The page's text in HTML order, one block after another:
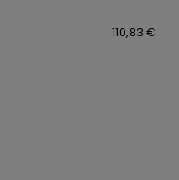
110,83 €